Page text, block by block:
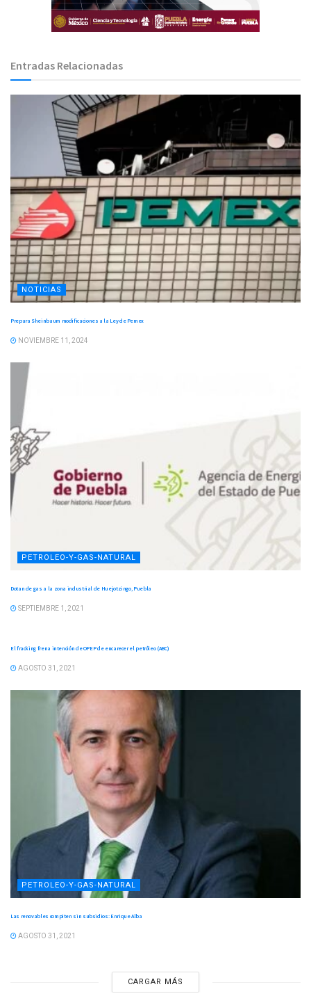
Entradas Relacionadas
NOTICIAS
Prepara Sheinbaum modificaciones a la Ley de Pemex
NOVIEMBRE 11, 2024
PETROLEO-Y-GAS-NATURAL
Dotan de gas a la zona industrial de Huejotzingo, Puebla
SEPTIEMBRE 1, 2021
El fracking frena intención de OPEP de encarecer el petróleo (ABC)
AGOSTO 31, 2021
PETROLEO-Y-GAS-NATURAL
Las renovables compiten sin subsidios: Enrique Alba
AGOSTO 31, 2021
CARGAR MÁS